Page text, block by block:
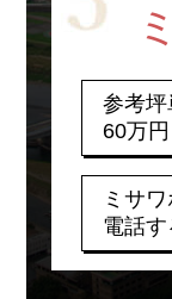
参考坪
60万
ミサ
電話す